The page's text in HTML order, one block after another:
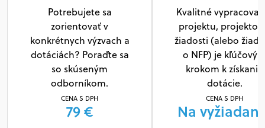
Potrebujete sa
zorientovať v
konkrétnych výzvach a
dotáciách? Poraďte sa
so skúseným
odborníkom.
CENA S DPH
79 €
Kvalitné
projektu,
žiadosti (alebo
o NFP) je
krokom k získaniu
dotácie.
CENA S DPH
Na